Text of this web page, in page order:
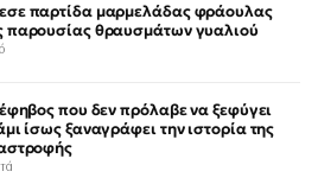
παρτίδα μαρμελάδας φράουλας
παρουσίας θραυσμάτων γυαλιού
που δεν πρόλαβε να ξεφύγει
ίσως ξαναγράφει την ιστορία της